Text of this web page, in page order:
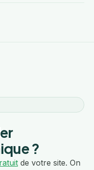
?
de votre site. On